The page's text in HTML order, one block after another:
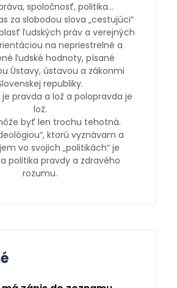
spoločnosť, politika…
za slobodou slova „cestujúci“
ľudských práv a verejných
na nepriestrelné a
ľudské hodnoty, písané
Ústavy, ústavou a zákonmi
republiky.
je pravda a lož a polopravda je
lož.
byť len trochu tehotná.
ktorú vyznávam a
vo svojich „politikách“ je
politika pravdy a zdravého
rozumu.